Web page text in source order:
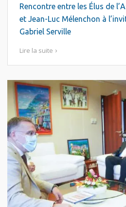
Rencontre entre les Élus de
et Jean-Luc Mélenchon à
Gabriel Serville
Lire la suite